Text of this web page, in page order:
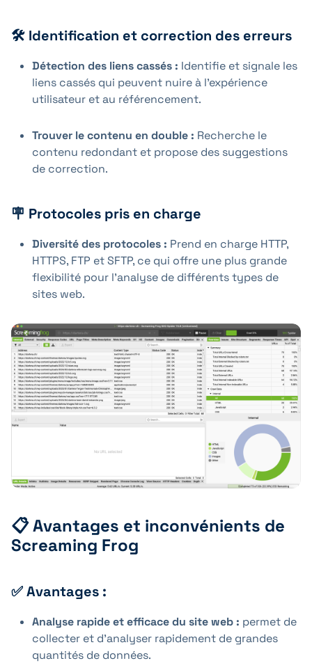
🛠 Identification et correction des erreurs
Détection des liens cassés : Identifie et signale les
liens cassés qui peuvent nuire à l'expérience
utilisateur et au référencement.
Trouver le contenu en double : Recherche le
contenu redondant et propose des suggestions
de correction.
🪧 Protocoles pris en charge
Diversité des protocoles : Prend en charge HTTP,
HTTPS, FTP et SFTP, ce qui offre une plus grande
flexibilité pour l'analyse de différents types de
sites web.
📋 Avantages et inconvénients de
Screaming Frog
✅ Avantages :
Analyse rapide et efficace du site web : permet de
collecter et d'analyser rapidement de grandes
quantités de données.